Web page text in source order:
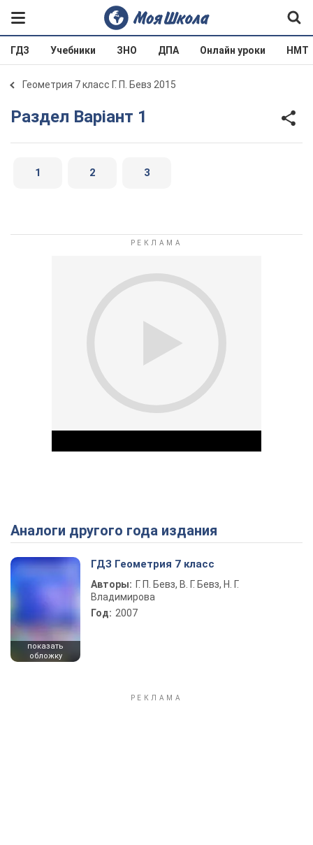
ГДЗ Учебники ЗНО ДПА Онлайн уроки НМТ
Геометрия 7 класс Г. П. Бевз 2015
Раздел Варіант 1
1 2 3
Play Video
Аналоги другого года издания
показать
обложку
ГДЗ Геометрия 7 класс
Авторы: Г. П. Бевз, В. Г. Бевз, Н. Г.
Владимирова
Год: 2007